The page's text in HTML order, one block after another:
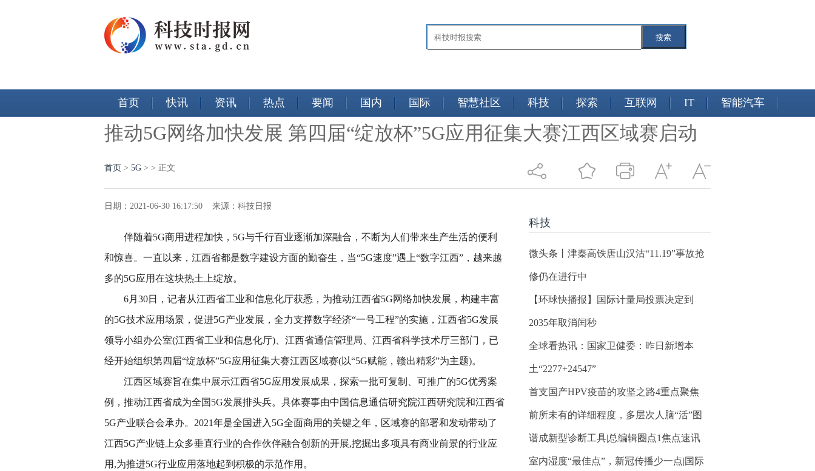
搜索
首页 快讯 资讯 热点 要闻 国内 国际 智慧社区 科技 探索 互联网 IT 智能汽车
推动5G网络加快发展 第四届“绽放杯”5G应用征集大赛江西区域赛启动
首页 > 5G > > 正文
日期：2021-06-30 16:17:50 来源：科技日报
伴随着5G商用进程加快，5G与千行百业逐渐加深融合，不断为人们带来生产生活的便利
和惊喜。一直以来，江西省都是数字建设方面的勤奋生，当“5G速度”遇上“数字江西”，越来越
多的5G应用在这块热土上绽放。
6月30日，记者从江西省工业和信息化厅获悉，为推动江西省5G网络加快发展，构建丰富
的5G技术应用场景，促进5G产业发展，全力支撑数字经济“一号工程”的实施，江西省5G发展
领导小组办公室(江西省工业和信息化厅)、江西省通信管理局、江西省科学技术厅三部门，已
经开始组织第四届“绽放杯”5G应用征集大赛江西区域赛(以“5G赋能，赣出精彩”为主题)。
江西区域赛旨在集中展示江西省5G应用发展成果，探索一批可复制、可推广的5G优秀案
例，推动江西省成为全国5G发展排头兵。具体赛事由中国信息通信研究院江西研究院和江西省
5G产业联合会承办。2021年是全国进入5G全面商用的关键之年，区域赛的部署和发动带动了
江西5G产业链上众多垂直行业的合作伙伴融合创新的开展,挖掘出多项具有商业前景的行业应
用,为推进5G行业应用落地起到积极的示范作用。
科技
微头条丨津秦高铁唐山汉沽“11.19”事故抢
修仍在进行中
【环球快播报】国际计量局投票决定到
2035年取消闰秒
全球看热讯：国家卫健委：昨日新增本
土“2277+24547”
首支国产HPV疫苗的攻坚之路4重点聚焦
前所未有的详细程度，多层次人脑“活”图
谱成新型诊断工具|总编辑圈点1焦点速讯
室内湿度“最佳点”，新冠传播少一点|国际